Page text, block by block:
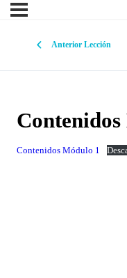
Anterior Lección
Contenidos Módulo 1